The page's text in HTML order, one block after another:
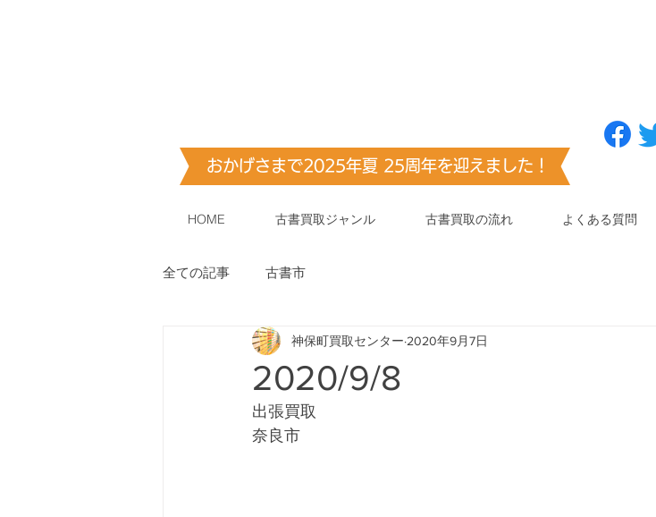
おかげさまで2025年夏 25周年を迎えました！
HOME 古書買取ジャンル 古書買取の流れ よくある質問
全ての記事 古書市
2020/9/8
神保町買取センター 2020年9月7日
出張買取
奈良市